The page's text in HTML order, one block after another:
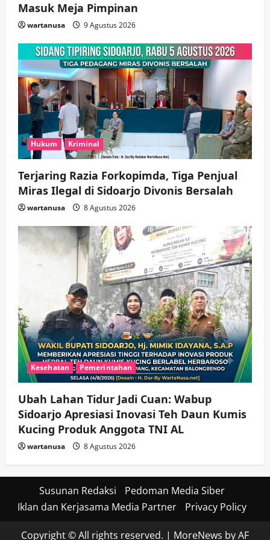
Masuk Meja Pimpinan ​
wartanusa 9 Agustus 2026
Hukum Kriminal
Terjaring Razia Forkopimda, Tiga Penjual
Miras Ilegal di Sidoarjo Divonis Bersalah
wartanusa 8 Agustus 2026
Kesehatan Pemerintahan
Ubah Lahan Tidur Jadi Cuan: Wabup
Sidoarjo Apresiasi Inovasi Teh Daun Kumis
Kucing Produk Anggota TNI AL
wartanusa 8 Agustus 2026
Susunan Redaksi
Pedoman Media Siber
Iklan dan Kerjasama Media Partner
Privacy Policy
Copyright © All rights reserved. | MoreNews by AF